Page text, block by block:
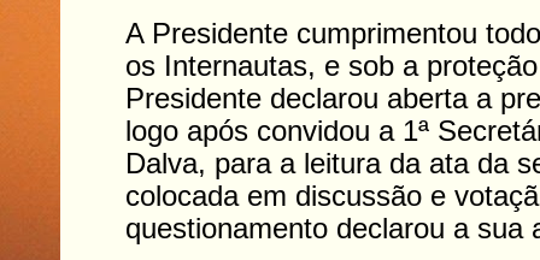
A Presidente cumprimentou
os Internautas, e sob a
Presidente declarou aberta a
logo após convidou a 1ª
Dalva, para a leitura da ata da
colocada em discussão e
questionamento declarou a sua